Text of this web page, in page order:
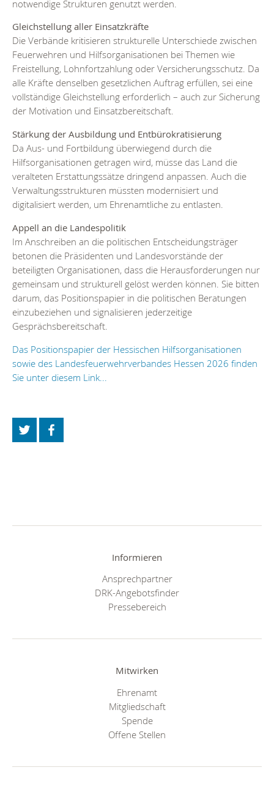
notwendige Strukturen genutzt werden.
Gleichstellung aller Einsatzkräfte
Die Verbände kritisieren strukturelle Unterschiede zwischen
Feuerwehren und Hilfsorganisationen bei Themen wie
Freistellung, Lohnfortzahlung oder Versicherungsschutz. Da
alle Kräfte denselben gesetzlichen Auftrag erfüllen, sei eine
vollständige Gleichstellung erforderlich – auch zur Sicherung
der Motivation und Einsatzbereitschaft.
Stärkung der Ausbildung und Entbürokratisierung
Da Aus- und Fortbildung überwiegend durch die
Hilfsorganisationen getragen wird, müsse das Land die
veralteten Erstattungssätze dringend anpassen. Auch die
Verwaltungsstrukturen müssten modernisiert und
digitalisiert werden, um Ehrenamtliche zu entlasten.
Appell an die Landespolitik
Im Anschreiben an die politischen Entscheidungsträger
betonen die Präsidenten und Landesvorstände der
beteiligten Organisationen, dass die Herausforderungen nur
gemeinsam und strukturell gelöst werden können. Sie bitten
darum, das Positionspapier in die politischen Beratungen
einzubeziehen und signalisieren jederzeitige
Gesprächsbereitschaft.
Das Positionspapier der Hessischen Hilfsorganisationen
sowie des Landesfeuerwehrverbandes Hessen 2026 finden
Sie unter diesem Link...
Informieren
Ansprechpartner
DRK-Angebotsfinder
Pressebereich
Mitwirken
Ehrenamt
Mitgliedschaft
Spende
Offene Stellen